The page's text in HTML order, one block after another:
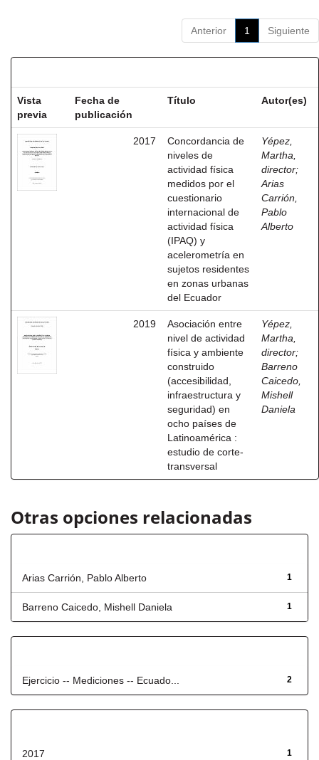
Anterior 1 Siguiente
Vista
previa
Fecha de
publicación
Título Autor(es)
2017
Concordancia de
niveles de
actividad física
medidos por el
cuestionario
internacional de
actividad física
(IPAQ) y
acelerometría en
sujetos residentes
en zonas urbanas
del Ecuador
Yépez,
Martha,
director;
Arias
Carrión,
Pablo
Alberto
2019
Asociación entre
nivel de actividad
física y ambiente
construido
(accesibilidad,
infraestructura y
seguridad) en
ocho países de
Latinoamérica :
estudio de corte-
transversal
Yépez,
Martha,
director;
Barreno
Caicedo,
Mishell
Daniela
Otras opciones relacionadas
1
Arias Carrión, Pablo Alberto
1
Barreno Caicedo, Mishell Daniela
2
Ejercicio -- Mediciones -- Ecuado...
1
2017